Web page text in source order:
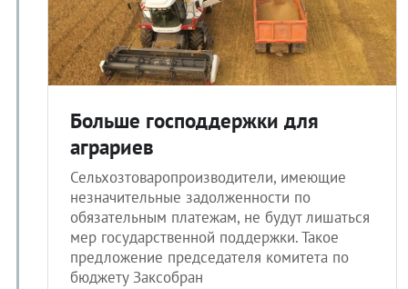
Больше господдержки для
аграриев
Сельхозтоваропроизводители, имеющие
незначительные задолженности по
обязательным платежам, не будут лишаться
мер государственной поддержки. Такое
предложение председателя комитета по
бюджету Заксобран